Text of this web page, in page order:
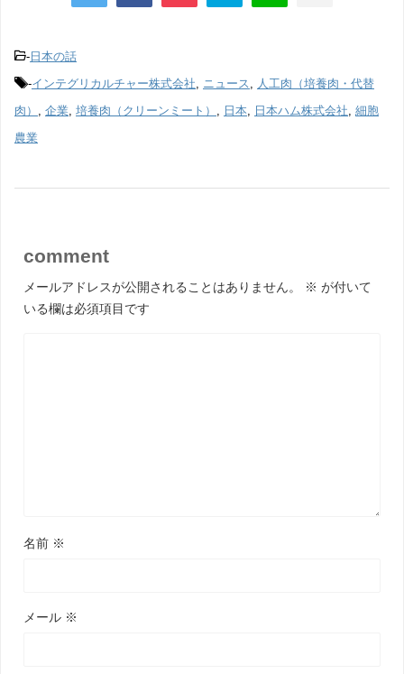
- 日本の話
-インテグリカルチャー株式会社 ニュース
人工肉（培養肉・代替
肉）
企業 培養肉（クリーンミート） 日本 日本ハム株式会社 細胞
農業
comment
メールアドレスが公開されることはありません。 ※ が付いて
いる欄は必須項目です
名前 ※
メール ※